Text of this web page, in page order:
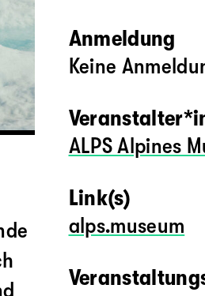
Anmeldung
Keine
ALPS Alpines
Link(s)
alps.museum